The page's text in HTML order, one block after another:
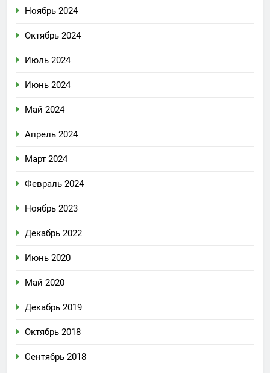
Ноябрь 2024
Октябрь 2024
Июль 2024
Июнь 2024
Май 2024
Апрель 2024
Март 2024
Февраль 2024
Ноябрь 2023
Декабрь 2022
Июнь 2020
Май 2020
Декабрь 2019
Октябрь 2018
Сентябрь 2018